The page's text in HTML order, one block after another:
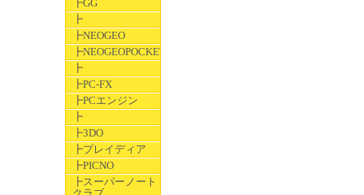
┣GG
┣
┣NEOGEO
┣NEOGEOPOCKET
┣
┣PC-FX
┣PCエンジン
┣
┣3DO
┣プレイディア
┣PICNO
┣スーパーノート